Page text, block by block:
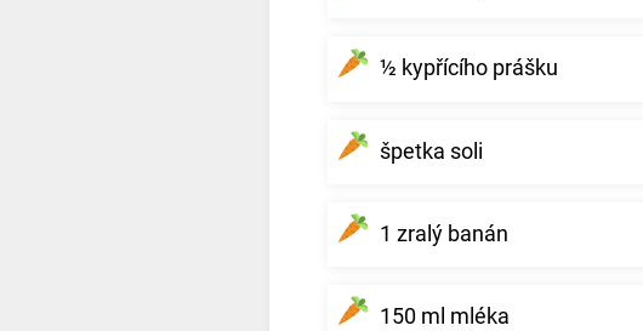
½ kypřícího prášku
špetka soli
1 zralý banán
150 ml mléka